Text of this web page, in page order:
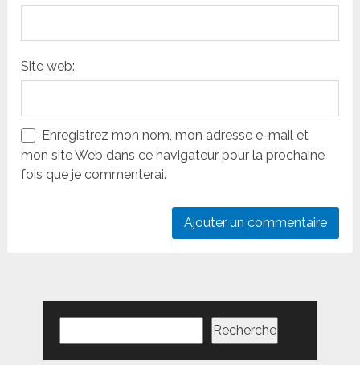
Site web:
Enregistrez mon nom, mon adresse e-mail et
mon site Web dans ce navigateur pour la prochaine
fois que je commenterai.
Recherche